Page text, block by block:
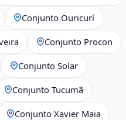
Conjunto Ouricurí
Conjunto Procon
Conjunto Solar
Conjunto Tucumã
Conjunto Xavier Maia